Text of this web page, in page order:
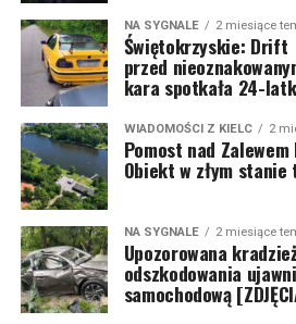
NA SYGNALE 2 miesiące
Świętokrzyskie: Drift
przed
kara spotkała 24-
WIADOMOŚCI Z KIELC 2
Pomost nad
Obiekt w złym
NA SYGNALE 2 miesiące
Upozorowana
odszkodowania
samochodową